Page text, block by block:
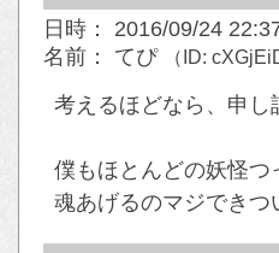
日時： 2016/09/24
名前： てぴ
（ID:
考えるほどなら、申
僕もほとんどの妖怪
魂あげるのマジできつ